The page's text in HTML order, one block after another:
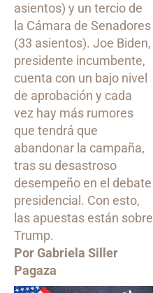
asientos) y un tercio de
la Cámara de Senadores
(33 asientos). Joe Biden,
presidente incumbente,
cuenta con un bajo nivel
de aprobación y cada
vez hay más rumores
que tendrá que
abandonar la campaña,
tras su desastroso
desempeño en el debate
presidencial. Con esto,
las apuestas están sobre
Trump.
Por Gabriela Siller
Pagaza